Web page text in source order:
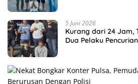
5 Juni 2026
Kurang dari 24 Jam,
Dua Pelaku